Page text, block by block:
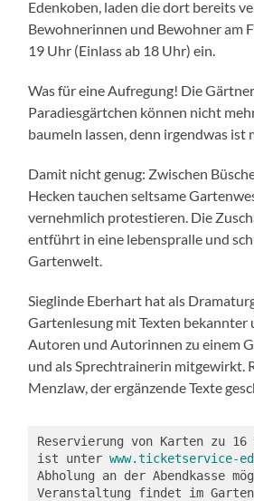
Edenkoben, laden die dort bereits
Bewohnerinnen und Bewohner am
19 Uhr (Einlass ab 18 Uhr) ein.
Was für eine Aufregung! Die
Paradiesgärtchen können nicht
baumeln lassen, denn irgendwas ist
Damit nicht genug: Zwischen
Hecken tauchen seltsame
vernehmlich protestieren. Die
entführt in eine lebenspralle und
Gartenwelt.
Sieglinde Eberhart hat als
Gartenlesung mit Texten bekannter
Autoren und Autorinnen zu einem
und als Sprechtrainerin mitgewirkt.
Menzlaw, der ergänzende Texte
Reservierung von Karten zu 16
ist unter www.ticketservice-
Abholung an der Abendkasse
Veranstaltung findet im